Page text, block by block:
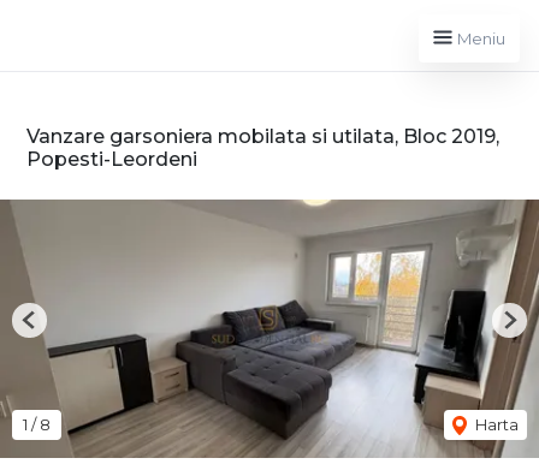
Meniu
Vanzare garsoniera mobilata si utilata, Bloc 2019,
Popesti-Leordeni
1 /8 Harta
Previous